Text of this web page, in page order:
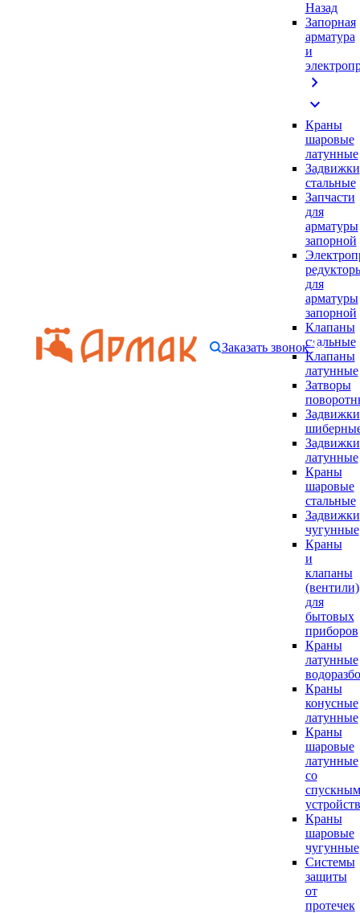
Назад
Запорная
арматура
и
chevron_right
expand_more
Краны
шаровые
латунные
Задвижки
стальные
Запчасти
для
арматуры
запорной
для
арматуры
запорной
Клапаны
стальные
Клапаны
латунные
Затворы
Задвижки
Задвижки
латунные
Краны
шаровые
стальные
Задвижки
чугунные
Краны
и
клапаны
(вентили)
для
бытовых
приборов
Краны
латунные
Краны
конусные
латунные
Краны
шаровые
латунные
со
спускным
Краны
шаровые
чугунные
Системы
защиты
от
протечек
Заказать звонок